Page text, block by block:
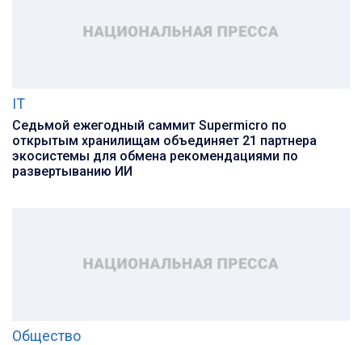
IT
Седьмой ежегодный саммит Supermicro по
открытым хранилищам объединяет 21 партнера
экосистемы для обмена рекомендациями по
развертыванию ИИ
Общество